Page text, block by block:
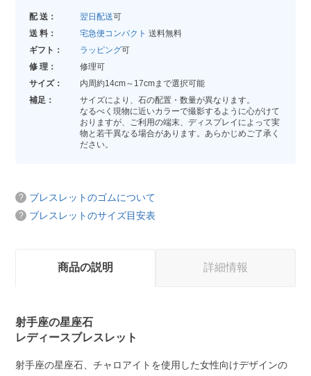
配 送： 翌日配送可
送 料：
宅急便コンパクト 送料無料
ギフト：
ラッピング可
修 理：
修理可
サイズ：
内周約14cm～17cmまで選択可能
補足：
サイズにより、石の配置・数量が異なります。
なるべく現物に近いカラーで撮影するように心がけて
おりますが、ご利用の端末、ディスプレイによって実
物と若干異なる場合があります。あらかじめご了承く
ださい。
ブレスレットのゴムについて
ブレスレットのサイズ目安表
商品の説明 詳細情報
射手座の星座石
レディースブレスレット
射手座の星座石、チャロアイトを使用した女性向けデザインの